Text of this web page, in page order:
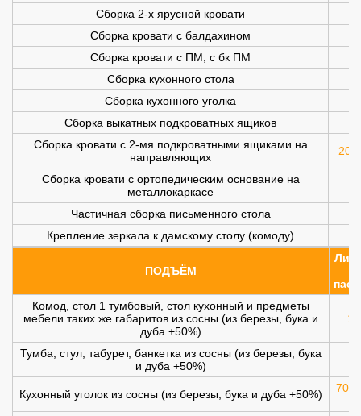
Сборка 2-х ярусной кровати
Сборка кровати с балдахином
Сборка кровати с ПМ, с бк ПМ
Сборка кухонного стола
Сборка кухонного уголка
Сборка выкатных подкроватных ящиков
Сборка кровати с 2-мя подкроватными ящиками на
направляющих
200
Сборка кровати с ортопедическим основание на
металлокаркасе
Частичная сборка письменного стола
Крепление зеркала к дамскому столу (комоду)
ПОДЪЁМ
Комод, стол 1 тумбовый, стол кухонный и предметы
мебели таких же габаритов из сосны (из березы, бука и
дуба +50%)
Тумба, стул, табурет, банкетка из сосны (из березы, бука
и дуба +50%)
Кухонный уголок из сосны (из березы, бука и дуба +50%) 700